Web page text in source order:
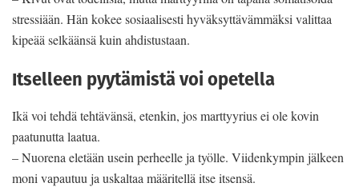
stressiään. Hän kokee sosiaalisesti hyväksyttävämmäksi valittaa
kipeää selkäänsä kuin ahdistustaan.
Itselleen pyytämistä voi opetella
Ikä voi tehdä tehtävänsä, etenkin, jos marttyyrius ei ole kovin
paatunutta laatua.
– Nuorena eletään usein perheelle ja työlle. Viidenkympin jälkeen
moni vapautuu ja uskaltaa määritellä itse itsensä.